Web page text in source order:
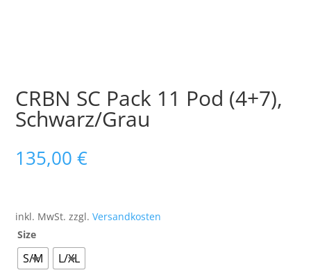
CRBN SC Pack 11 Pod (4+7),
Schwarz/Grau
135,00€
inkl. MwSt. zzgl.Versandkosten
Size
S/M L/XL